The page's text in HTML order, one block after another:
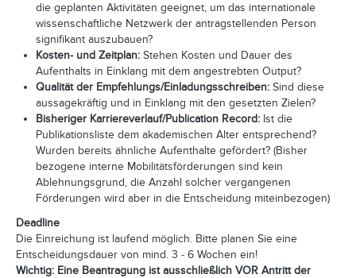
die geplanten Aktivitäten geeignet, um das internationale
wissenschaftliche Netzwerk der antragstellenden Person
signifikant auszubauen?
Kosten- und Zeitplan: Stehen Kosten und Dauer des
Aufenthalts in Einklang mit dem angestrebten Output?
Qualität der Empfehlungs/Einladungsschreiben: Sind diese
aussagekräftig und in Einklang mit den gesetzten Zielen?
Bisheriger Karriereverlauf/Publication Record: Ist die
Publikationsliste dem akademischen Alter entsprechend?
Wurden bereits ähnliche Aufenthalte gefördert? (Bisher
bezogene interne Mobilitätsförderungen sind kein
Ablehnungsgrund, die Anzahl solcher vergangenen
Förderungen wird aber in die Entscheidung miteinbezogen)
Deadline
Die Einreichung ist laufend möglich. Bitte planen Sie eine
Entscheidungsdauer von mind. 3 - 6 Wochen ein!
Wichtig: Eine Beantragung ist ausschließlich VOR Antritt der